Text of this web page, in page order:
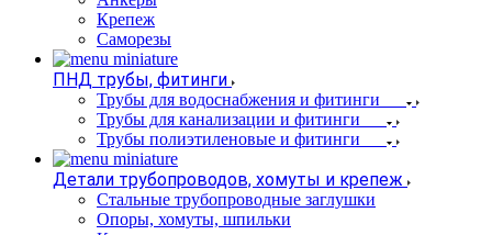
Крепеж
Саморезы
ПНД трубы, фитинги
Трубы для водоснабжения и фитинги
Трубы для канализации и фитинги
Трубы полиэтиленовые и фитинги
Детали трубопроводов, хомуты и крепеж
Стальные трубопроводные заглушки
Опоры, хомуты, шпильки